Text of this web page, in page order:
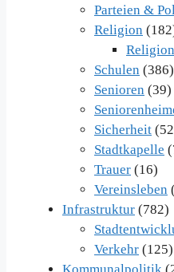
Parteien &
Religion
Schulen (386)
Senioren (39)
Sicherheit
Stadtkapelle
Trauer (16)
Vereinsleben
Infrastruktur (782)
Verkehr (125)